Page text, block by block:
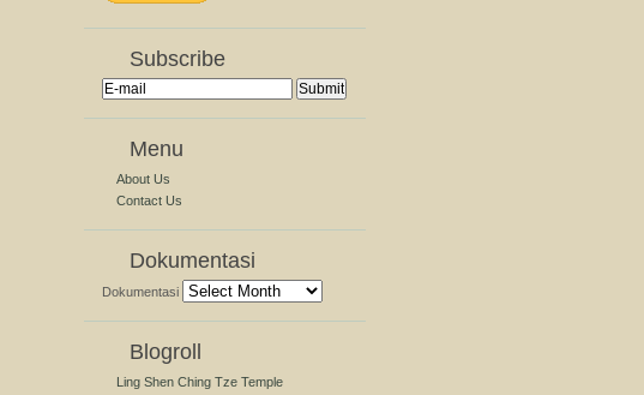
Subscribe
Menu
About Us
Contact Us
Dokumentasi
Dokumentasi
Blogroll
Ling Shen Ching Tze Temple